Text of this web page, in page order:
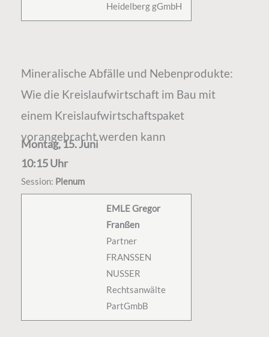
Heidelberg gGmbH
Mineralische Abfälle und Nebenprodukte:
Wie die Kreislaufwirtschaft im Bau mit
einem Kreislaufwirtschaftspaket
vorangebracht werden kann
EMLE Gregor
Franßen
Partner
FRANSSEN
NUSSER
Rechtsanwälte
PartGmbB
Montag, 15. Juni
10:15 Uhr
Session: Plenum